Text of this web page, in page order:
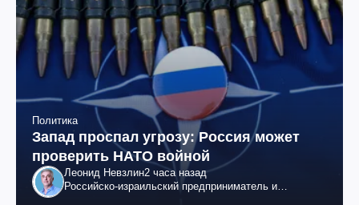
Политика
Запад проспал угрозу: Россия может
проверить НАТО войной
Леонид Невзлин2 часа назад
Российско-израильский предприниматель и